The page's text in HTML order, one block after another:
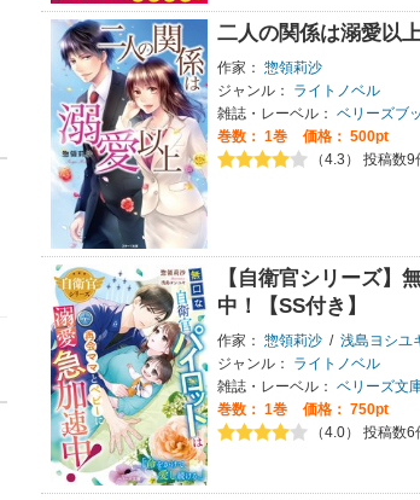
二人の関係は溺愛以
作家： 惣領莉沙
ジャンル：
ライトノベル
雑誌・レーベル： ベリーズブ
巻数： 1巻
価格： 500pt
（4.3） 投稿数9
【自衛官シリーズ】
中！【SS付き】
作家： 惣領莉沙 / 浅島ヨシユ
ジャンル：
ライトノベル
雑誌・レーベル： ベリーズ文
巻数： 1巻
価格： 750pt
（4.0） 投稿数6